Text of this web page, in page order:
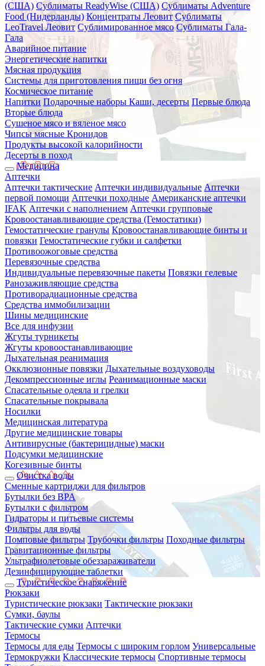
(США) Сублиматы ReadyWise (США) Сублиматы Adventure
Food (Нидерланды) Концентраты Леовит Сублиматы
LeoTravel Леовит Сублимированное мясо Сублиматы Гала-
Гала
Аварийное питание
Энергетические напитки
Мясная продукция
Системы для приготовления пищи без огня
Космическое питание
Напитки Подарочные наборы Каши, десерты Первые блюда
Вторые блюда
Сушеное мясо и вяленое мясо
Чипсы мясные Кронидов
Продукты высокой калорийности
Десерты в поход
Медицина
Аптечки
Аптечки тактические Аптечки индивидуальные Аптечки
первой помощи Аптечки походные Американские аптечки
IFAK Аптечки с наполнением Аптечки групповые
Кровоостанавливающие средства (Гемостатики)
Гемостатические гранулы Кровоостанавливающие бинты и
повязки Гемостатические губки и салфетки
Противоожоговые средства
Перевязочные средства
Индивидуальные перевязочные пакеты Повязки гелевые
Ранозаживляющие средства
Противорадиационные средства
Средства иммобилизации
Шины медицинские
Все для инфузии
Жгуты турникеты
Жгуты кровоостанавливающие
Дыхательная реанимация
Окклюзионные повязки Дыхательные воздуховоды
Декомпрессионные иглы Реанимационные маски
Спасательные одеяла и грелки
Спасательные покрывала
Носилки
Медицинская литература
Другие медицинские товары
Антивирусные (бактерицидные) маски
Подсумки медицинские
Когезивные бинты
Очистка воды
Сменные картриджи для фильтров
Бутылки без BPA
Бутылки с фильтром
Гидраторы и питьевые системы
Фильтры для воды
Помповые фильтры Трубочки фильтры Походные фильтры
Гравитационные фильтры
Ультрафиолетовые обеззараживатели
Дезинфицирующие таблетки
Туристическое снаряжение
Рюкзаки
Туристические рюкзаки Тактические рюкзаки
Сумки, баулы
Тактические сумки Аптечки
Термосы
Термосы для еды Термосы с широким горлом Универсальные
Термокружки Классические термосы Спортивные термосы